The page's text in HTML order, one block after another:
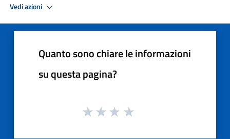
Vedi azioni
Quanto sono chiare le informazioni
su questa pagina?